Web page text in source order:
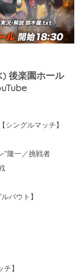
) 後楽園ホール
シングルマッチ】
"隆一／挑戦者
バウト】
】